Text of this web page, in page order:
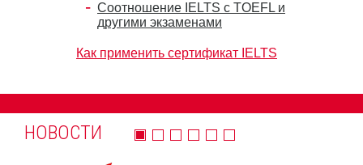
Соотношение IELTS с TOEFL и
другими экзаменами
Как применить сертификат IELTS
НОВОСТИ